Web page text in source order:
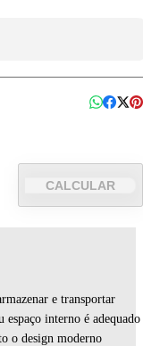
CALCULAR
e transportar
espaço interno é adequado
o design moderno